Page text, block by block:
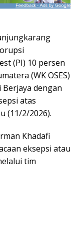
(PI) 10 persen
(WK OSES)
dengan
atas
(11/2/2026).
Khadafi
eksepsi atau
tim